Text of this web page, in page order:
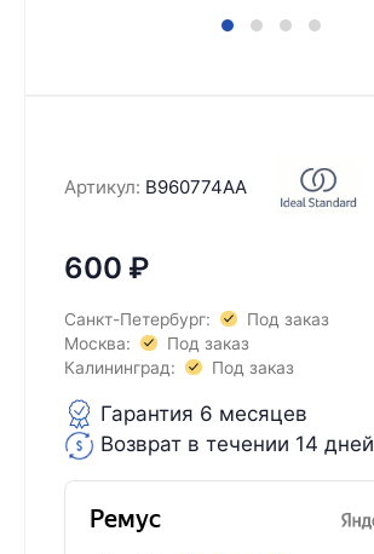
Артикул: B960774AA
600 ₽
Санкт-Петербург:
Под заказ
Москва:
Под заказ
Калининград:
Под заказ
Гарантия 6 месяцев
Возврат в течении 14 дней